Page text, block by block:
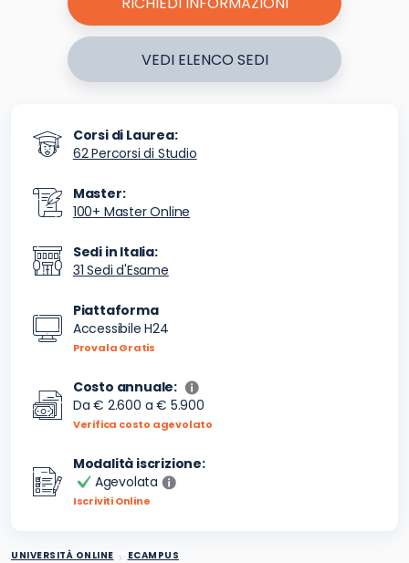
VEDI ELENCO SEDI
Corsi di Laurea:
62 Percorsi di Studio
Master:
100+ Master Online
Sedi in Italia:
31 Sedi d'Esame
Piattaforma
Accessibile H24
Provala Gratis
Costo annuale:
Da€ 2.600 a€ 5.900
Verifica costo agevolato
Modalità iscrizione:
Agevolata
Iscriviti Online
UNIVERSITÀ ONLINE ECAMPUS